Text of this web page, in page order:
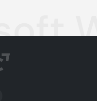
SVĚTLÝ/TMAVÝ REŽIM